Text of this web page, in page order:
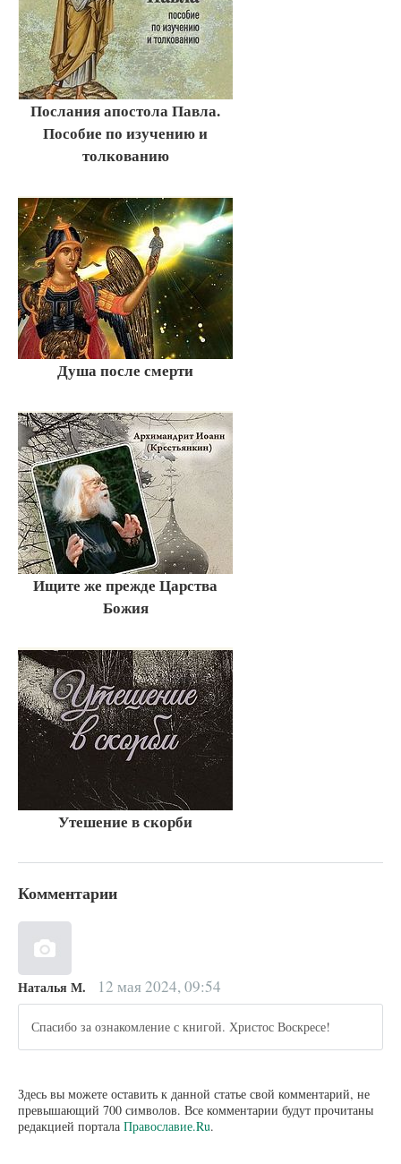
Послания апостола Павла.
Пособие по изучению и
толкованию
Душа после смерти
Ищите же прежде Царства
Божия
Утешение в скорби
Комментарии
Наталья М. 12 мая 2024, 09:54
Спасибо за ознакомление с книгой. Христос Воскресе!
Здесь вы можете оставить к данной статье свой комментарий, не
превышающий 700 символов. Все комментарии будут прочитаны
редакцией портала Православие.Ru.